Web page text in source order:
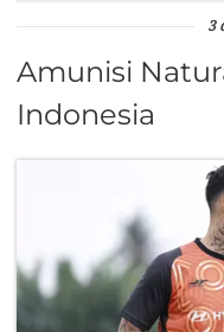
3
Amunisi
Indonesia